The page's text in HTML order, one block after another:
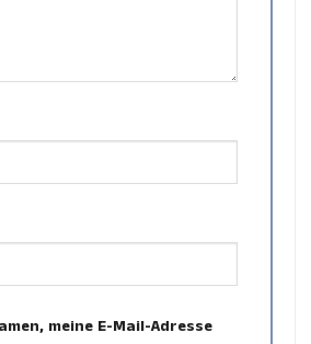
meine E-Mail-Adresse